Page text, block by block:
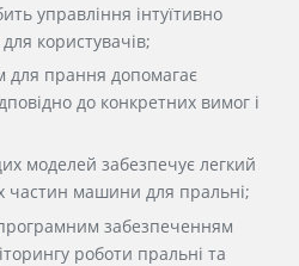
управління інтуїтивно
користувачів;
для прання допомагає
до конкретних вимог і
моделей забезпечує легкий
частин машини для пральні;
забезпеченням
роботи пральні та